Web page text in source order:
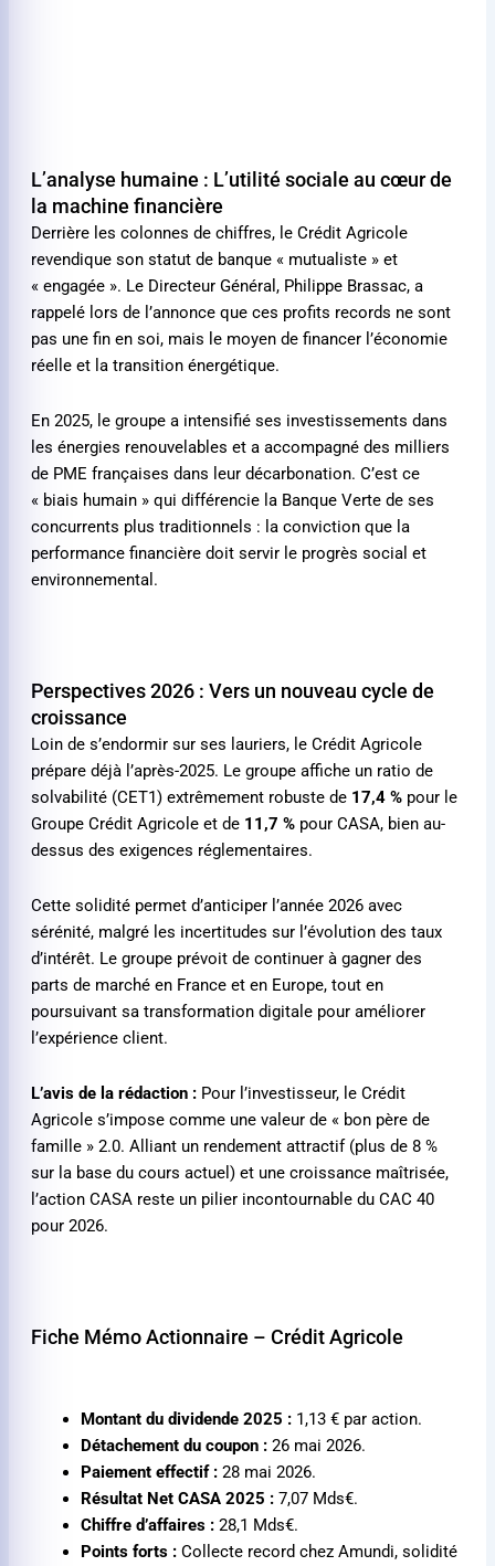
L’analyse humaine : L’utilité sociale au cœur de
la machine financière
Derrière les colonnes de chiffres, le Crédit Agricole
revendique son statut de banque « mutualiste » et
« engagée ». Le Directeur Général, Philippe Brassac, a
rappelé lors de l’annonce que ces profits records ne sont
pas une fin en soi, mais le moyen de financer l’économie
réelle et la transition énergétique.
En 2025, le groupe a intensifié ses investissements dans
les énergies renouvelables et a accompagné des milliers
de PME françaises dans leur décarbonation. C’est ce
« biais humain » qui différencie la Banque Verte de ses
concurrents plus traditionnels : la conviction que la
performance financière doit servir le progrès social et
environnemental.
Perspectives 2026 : Vers un nouveau cycle de
croissance
Loin de s’endormir sur ses lauriers, le Crédit Agricole
prépare déjà l’après-2025. Le groupe affiche un ratio de
solvabilité (CET1) extrêmement robuste de 17,4 % pour le
Groupe Crédit Agricole et de 11,7 % pour CASA, bien au-
dessus des exigences réglementaires.
Cette solidité permet d’anticiper l’année 2026 avec
sérénité, malgré les incertitudes sur l’évolution des taux
d’intérêt. Le groupe prévoit de continuer à gagner des
parts de marché en France et en Europe, tout en
poursuivant sa transformation digitale pour améliorer
l’expérience client.
L’avis de la rédaction : Pour l’investisseur, le Crédit
Agricole s’impose comme une valeur de « bon père de
famille » 2.0. Alliant un rendement attractif (plus de 8 %
sur la base du cours actuel) et une croissance maîtrisée,
l’action CASA reste un pilier incontournable du CAC 40
pour 2026.
Fiche Mémo Actionnaire – Crédit Agricole
Montant du dividende 2025 : 1,13 € par action.
Détachement du coupon : 26 mai 2026.
Paiement effectif : 28 mai 2026.
Résultat Net CASA 2025 : 7,07 Mds€.
Chiffre d’affaires : 28,1 Mds€.
Points forts : Collecte record chez Amundi, solidité